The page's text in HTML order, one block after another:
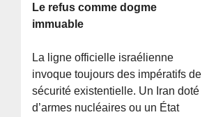
Le refus comme dogme
immuable
La ligne officielle israélienne
invoque toujours des impératifs de
sécurité existentielle. Un Iran doté
d’armes nucléaires ou un État